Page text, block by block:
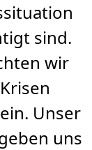
sind.
wir
Unser
uns